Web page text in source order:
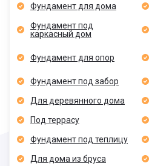
Фундамент для дома
Фундамент под
каркасный дом
Фундамент для опор
Фундамент под забор
Для деревянного дома
Под террасу
Фундамент под теплицу
Для дома из бруса